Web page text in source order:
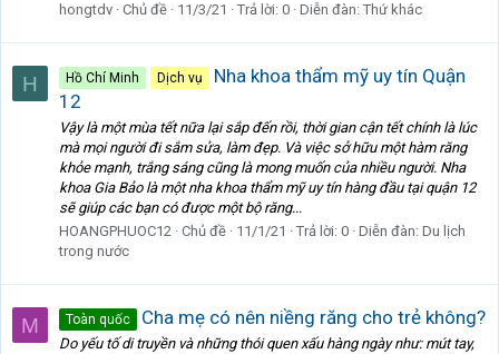
hongtdv Chủ đề 11/3/21 Trả lời: 0 Diễn đàn: Thứ khác
H Hồ Chí Minh Dịch vụ
Nha khoa thẩm mỹ uy tín Quận
12
Vậy là một mùa tết nữa lại sắp đến rồi, thời gian cận tết chính là lúc
mà mọi người đi sắm sửa, làm đẹp. Và việc sở hữu một hàm răng
khỏe mạnh, trắng sáng cũng là mong muốn của nhiều người. Nha
khoa Gia Bảo là một nha khoa thẩm mỹ uy tín hàng đầu tại quận 12
sẽ giúp các bạn có được một bộ răng...
HOANGPHUOC12 Chủ đề 11/1/21 Trả lời: 0 Diễn đàn: Du lịch
trong nước
M Toàn quốc Cha mẹ có nên niềng răng cho trẻ không?
Do yếu tố di truyền và những thói quen xấu hàng ngày như: mút tay,